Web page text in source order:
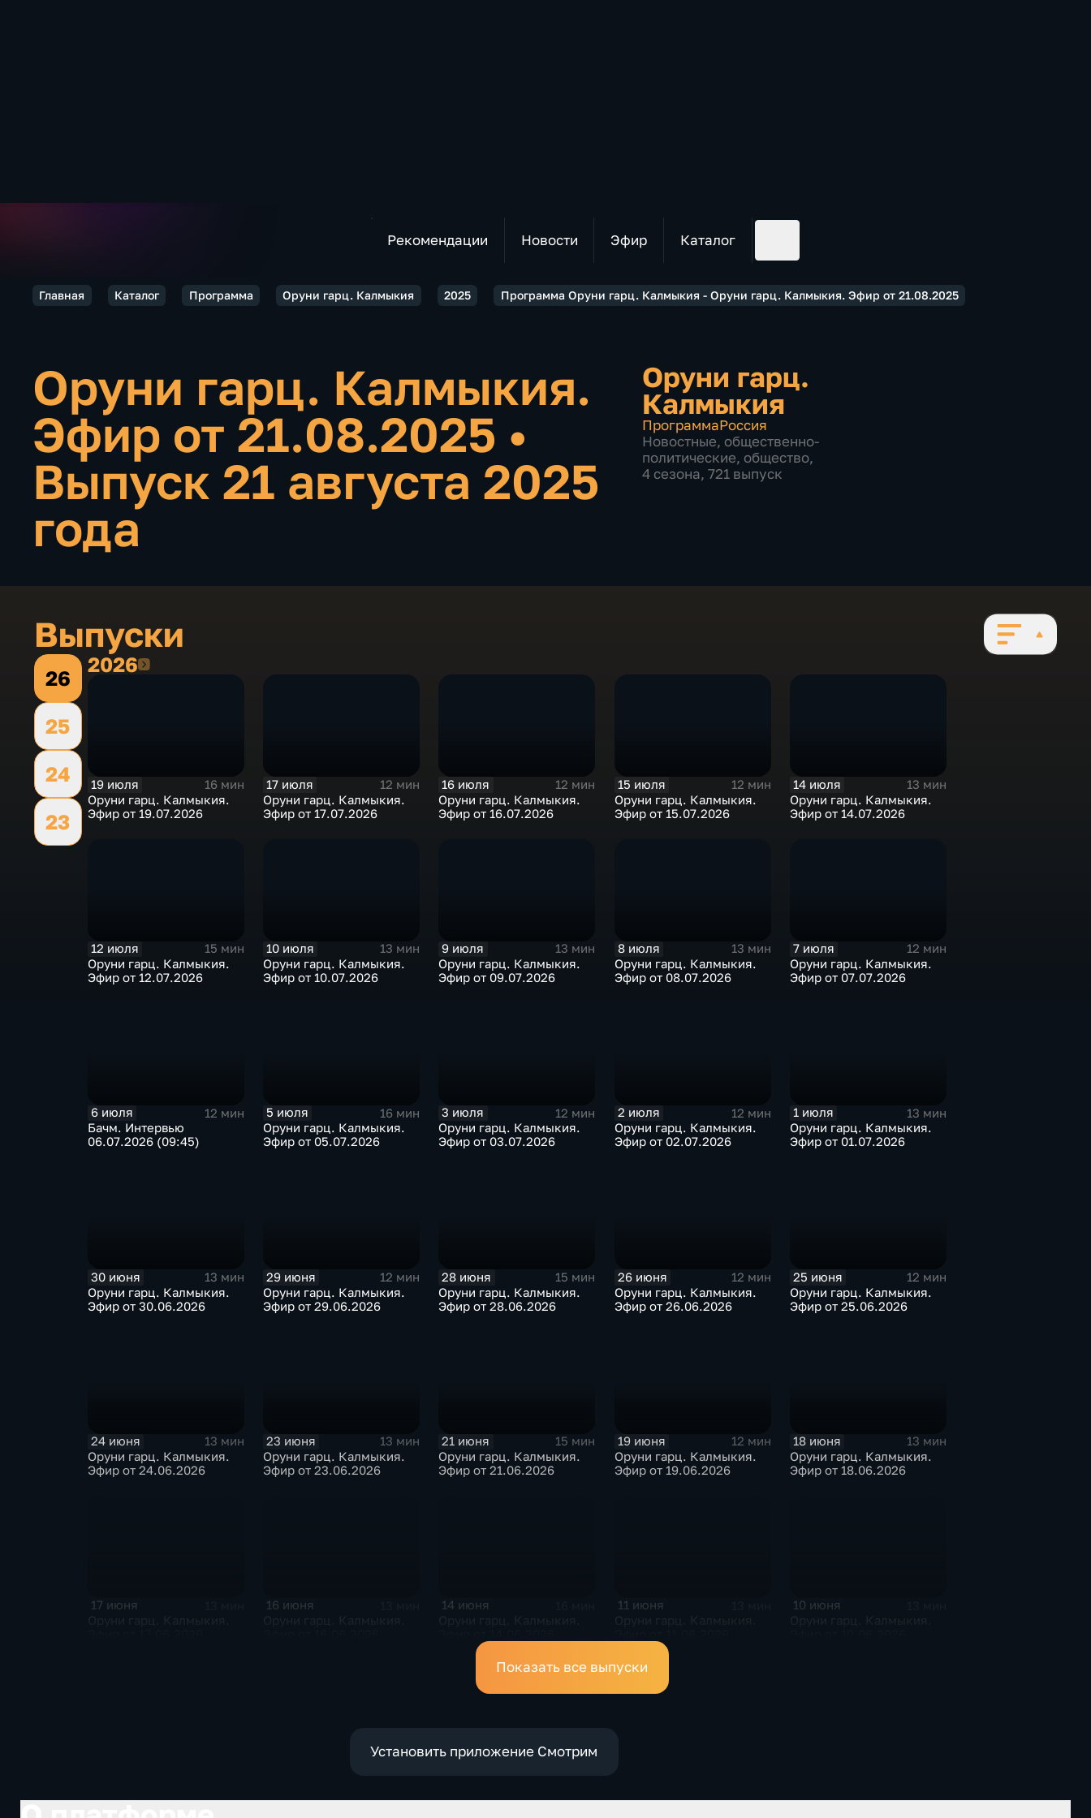
Рекомендации Новости Эфир Каталог
Главная Каталог Программа Оруни гарц. Калмыкия 2025 Программа Оруни гарц. Калмыкия - Оруни гарц. Калмыкия. Эфир от 21.08.2025
Оруни гарц. Калмыкия.
Эфир от 21.08.2025 •
Выпуск 21 августа 2025
года
Оруни гарц.
Калмыкия
ПрограммаРоссия
Новостные, общественно-
политические, общество,
4 сезона, 721 выпуск
Выпуски
26
25
24
23
20262026
19 июля
16 мин
Оруни гарц. Калмыкия.
Эфир от 19.07.2026
17 июля
12 мин
Оруни гарц. Калмыкия.
Эфир от 17.07.2026
16 июля
12 мин
Оруни гарц. Калмыкия.
Эфир от 16.07.2026
15 июля
12 мин
Оруни гарц. Калмыкия.
Эфир от 15.07.2026
14 июля
13 мин
Оруни гарц. Калмыкия.
Эфир от 14.07.2026
12 июля
15 мин
Оруни гарц. Калмыкия.
Эфир от 12.07.2026
10 июля
13 мин
Оруни гарц. Калмыкия.
Эфир от 10.07.2026
9 июля
13 мин
Оруни гарц. Калмыкия.
Эфир от 09.07.2026
8 июля
13 мин
Оруни гарц. Калмыкия.
Эфир от 08.07.2026
7 июля
12 мин
Оруни гарц. Калмыкия.
Эфир от 07.07.2026
6 июля
12 мин
Бачм. Интервью
06.07.2026 (09:45)
5 июля
16 мин
Оруни гарц. Калмыкия.
Эфир от 05.07.2026
3 июля
12 мин
Оруни гарц. Калмыкия.
Эфир от 03.07.2026
2 июля
12 мин
Оруни гарц. Калмыкия.
Эфир от 02.07.2026
1 июля
13 мин
Оруни гарц. Калмыкия.
Эфир от 01.07.2026
30 июня
13 мин
Оруни гарц. Калмыкия.
Эфир от 30.06.2026
29 июня
12 мин
Оруни гарц. Калмыкия.
Эфир от 29.06.2026
28 июня
15 мин
Оруни гарц. Калмыкия.
Эфир от 28.06.2026
26 июня
12 мин
Оруни гарц. Калмыкия.
Эфир от 26.06.2026
25 июня
12 мин
Оруни гарц. Калмыкия.
Эфир от 25.06.2026
24 июня
13 мин
Оруни гарц. Калмыкия.
Эфир от 24.06.2026
23 июня
13 мин
Оруни гарц. Калмыкия.
Эфир от 23.06.2026
21 июня
15 мин
Оруни гарц. Калмыкия.
Эфир от 21.06.2026
19 июня
12 мин
Оруни гарц. Калмыкия.
Эфир от 19.06.2026
18 июня
13 мин
Оруни гарц. Калмыкия.
Эфир от 18.06.2026
17 июня 16 июня 14 июня 11 июня 10 июня
Показать все выпуски
Установить приложение Смотрим